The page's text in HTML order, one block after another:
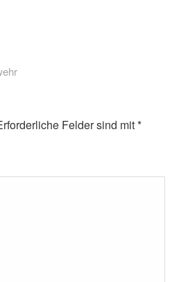
Felder sind mit*